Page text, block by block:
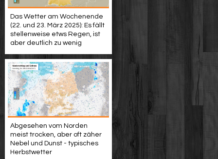
Das Wetter am Wochenende
(22. und 23. März 2025): Es fällt
stellenweise etws Regen, ist
aber deutlich zu wenig
Abgesehen vom Norden
meist trocken, aber oft zäher
Nebel und Dunst - typisches
Herbstwetter